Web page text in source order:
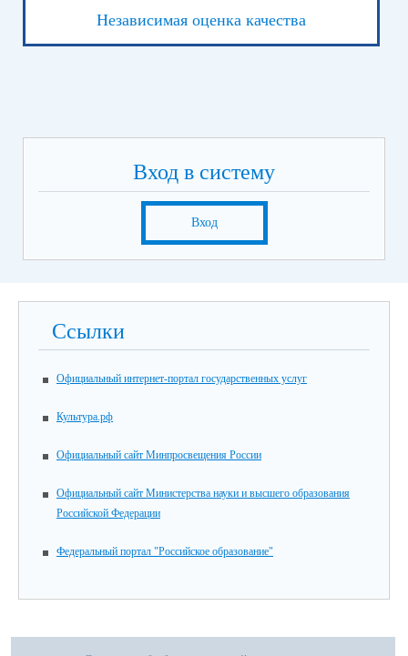
Независимая оценка качества
Вход в систему
Вход
Ссылки
Официальный интернет-портал государственных услуг
Культура.рф
Официальный сайт Минпросвещения России
Официальный сайт Министерства науки и высшего образования
Российской Федерации
Федеральный портал "Российское образование"